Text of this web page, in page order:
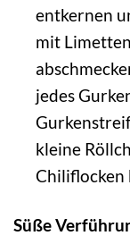
entkernen
mit
jedes
kleine
Chiliflocken
Süße